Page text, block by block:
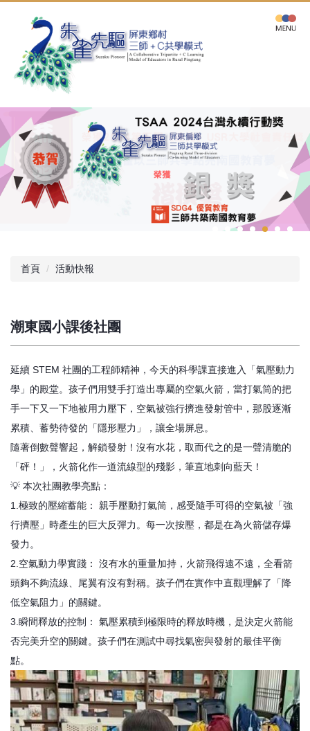
容
首頁 活動快報
潮東國小課後社團
延續 STEM 社團的工程師精神，今天的科學課直接進入「氣壓動力
學」的殿堂。孩子們用雙手打造出專屬的空氣火箭，當打氣筒的把
手一下又一下地被用力壓下，空氣被強行擠進發射管中，那股逐漸
累積、蓄勢待發的「隱形壓力」，讓全場屏息。
​隨著倒數聲響起，解鎖發射！沒有水花，取而代之的是一聲清脆的
「砰！」，火箭化作一道流線型的殘影，筆直地刺向藍天！
​💡 本次社團教學亮點：
1.​極致的壓縮蓄能： 親手壓動打氣筒，感受隨手可得的空氣被「強
行擠壓」時產生的巨大反彈力。每一次按壓，都是在為火箭儲存爆
發力。
2.​空氣動力學實踐： 沒有水的重量加持，火箭飛得遠不遠，全看箭
頭夠不夠流線、尾翼有沒有對稱。孩子們在實作中直觀理解了「降
低空氣阻力」的關鍵。
3.​瞬間釋放的控制： 氣壓累積到極限時的釋放時機，是決定火箭能
否完美升空的關鍵。孩子們在測試中尋找氣密與發射的最佳平衡
點。